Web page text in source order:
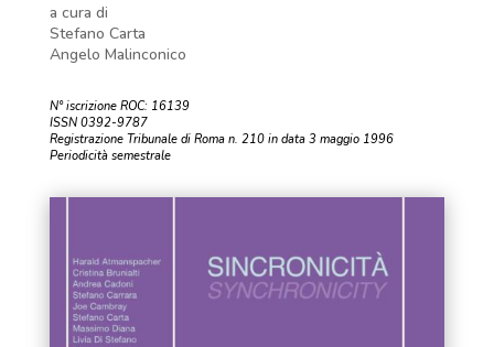
a cura di
Stefano Carta
Angelo Malinconico
N° iscrizione ROC: 16139
ISSN 0392-9787
Registrazione Tribunale di Roma n. 210 in data 3 maggio 1996
Periodicità semestrale